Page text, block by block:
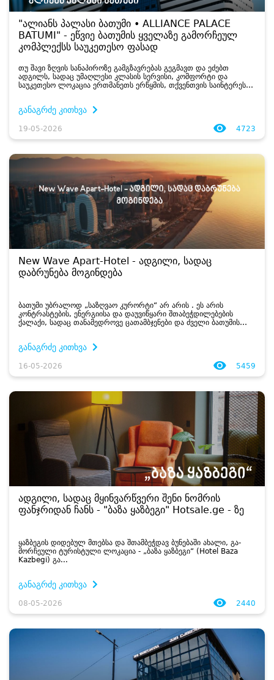
"ალიანს პალასი ბათუმი • ALLIANCE PALACE
BATUMI" - ეწვიე ბათუმის ყველაზე გამორჩეულ
კომპლექსს საუკეთესო ფასად
თუ შავი ზღვის სანაპიროზე გამგზავრებას გეგმავთ და ეძებთ
ადგილს, სადაც უმაღლესი კლასის სერვისი, კომფორტი და
საუკეთესო ლოკაცია ერთმანეთს ერწყმის, თქვენთვის საინტერესო
განაგრძე კითხვა
19-05-2026 4723
New Wave Apart-Hotel - ადგილი, სადაც
დაბრუნება მოგინდება
ბათუმი უბრალოდ „საზღვაო კურორტი“ არ არის . ეს არის
კონტრასტების, ენერგიისა და დაუვიწყარი შთაბეჭდილებების
ქალაქი, სადაც თანამედროვე ცათამბჯენები და ძველი ბათუმის
განაგრძე კითხვა
16-05-2026 5459
ადგილი, სადაც მყინვარწვერი შენი ნომრის
ფანჯრიდან ჩანს - "ბაზა ყაზბეგი" Hotsale.ge - ზე
ყაზ­ბე­გის დი­დე­ბულ მთებ­სა და შთამ­ბეჭ­დავ ბუ­ნე­ბა­ში ახა­ლი, გა­
მორ­ჩე­უ­ლი ტუ­რის­ტუ­ლი ლო­კა­ცია - „ბაზა ყაზ­ბე­გი“ (Hotel Baza
Kazbegi) გა­...
განაგრძე კითხვა
08-05-2026 2440